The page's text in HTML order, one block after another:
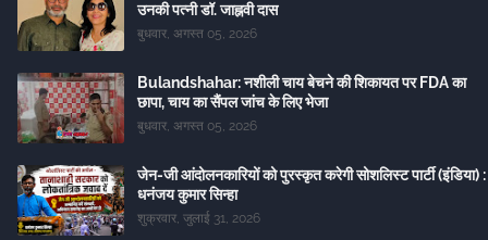
उनकी पत्नी डॉ. जाह्नवी दास
बुधवार, अगस्त 05, 2026
Bulandshahar: नशीली चाय बेचने की शिकायत पर FDA का
छापा, चाय का सैंपल जांच के लिए भेजा
बुधवार, अगस्त 05, 2026
जेन-जी आंदोलनकारियों को पुरस्कृत करेगी सोशलिस्ट पार्टी (इंडिया) :
धनंजय कुमार सिन्हा
शुक्रवार, जुलाई 31, 2026